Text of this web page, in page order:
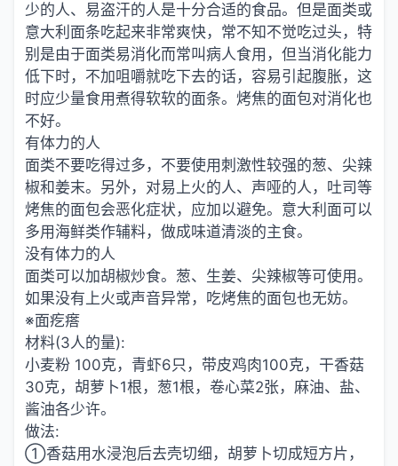
少的人、易盗汗的人是十分合适的食品。但是面类或
意大利面条吃起来非常爽快，常不知不觉吃过头，特
别是由于面类易消化而常叫病人食用，但当消化能力
低下时，不加咀嚼就吃下去的话，容易引起腹胀，这
时应少量食用煮得软软的面条。烤焦的面包对消化也
不好。
有体力的人
面类不要吃得过多，不要使用刺激性较强的葱、尖辣
椒和姜末。另外，对易上火的人、声哑的人，吐司等
烤焦的面包会恶化症状，应加以避免。意大利面可以
多用海鲜类作辅料，做成味道清淡的主食。
没有体力的人
面类可以加胡椒炒食。葱、生姜、尖辣椒等可使用。
如果没有上火或声音异常，吃烤焦的面包也无妨。
※面疙瘩
材料(3人的量):
小麦粉 100克，青虾6只，带皮鸡肉100克，干香菇
30克，胡萝卜1根，葱1根，卷心菜2张，麻油、盐、
酱油各少许。
做法:
①香菇用水浸泡后去壳切细，胡萝卜切成短方片，